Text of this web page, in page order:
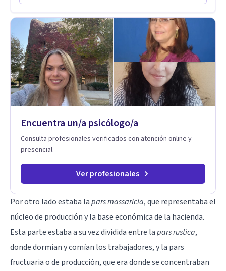
Encuentra un/a psicólogo/a
Consulta profesionales verificados con atención online y
presencial.
Ver profesionales
Por otro lado estaba lapars massaricia, que representaba el
núcleo de producción y la base económica de la hacienda.
Esta parte estaba a su vez dividida entre lapars rustica,
donde dormían y comían los trabajadores, y la pars
fructuaria o de producción, que era donde se concentraban